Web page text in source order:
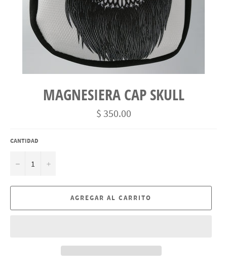
MAGNESIERA CAP SKULL
Precio
habitual
$ 350.00
CANTIDAD
− +
AGREGAR AL CARRITO